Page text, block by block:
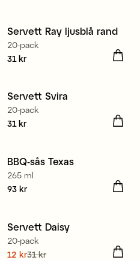
Servett Ray ljusblå rand
20-pack
Pris:
31 kr
Servett Svira
20-pack
Pris:
31 kr
BBQ-sås Texas
265 ml
Pris:
93 kr
Servett Daisy
20-pack
Nuvarande pris
12 kr31 kr